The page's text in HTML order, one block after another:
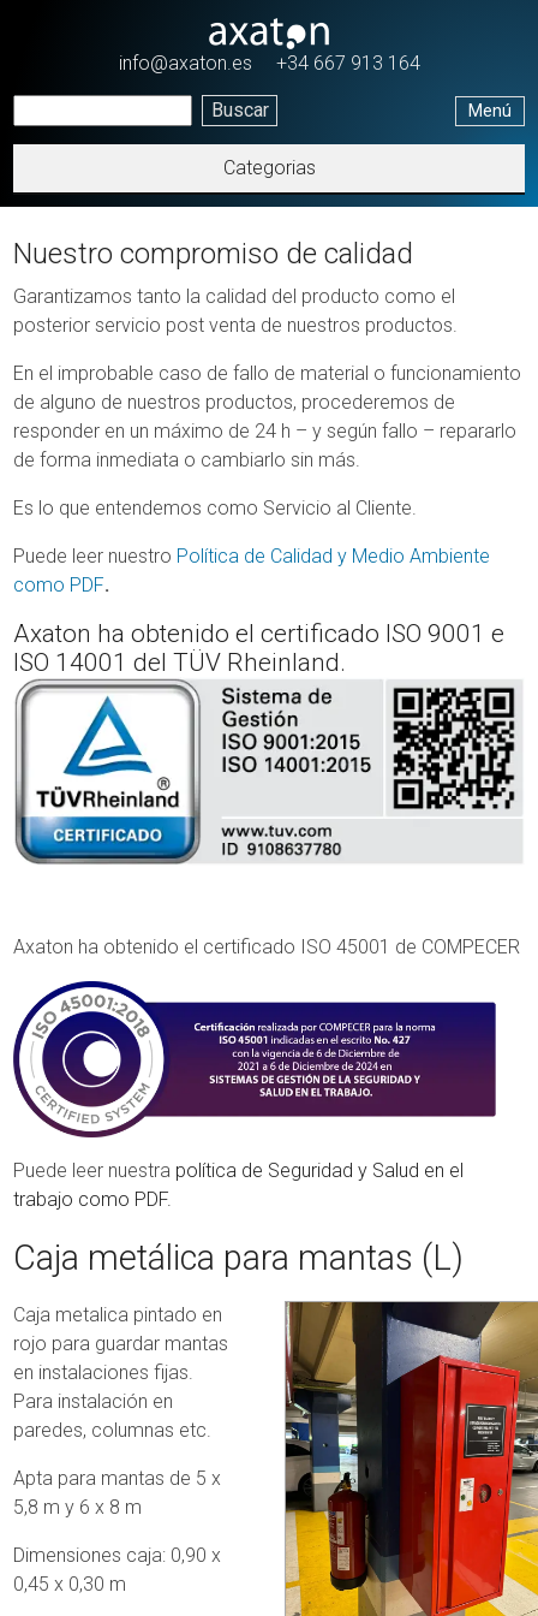
info@axaton.es +34 667 913 164
Menú
Categorias
Nuestro compromiso de calidad
Garantizamos tanto la calidad del producto como el
posterior servicio post venta de nuestros productos.
En el improbable caso de fallo de material o funcionamiento
de alguno de nuestros productos, procederemos de
responder en un máximo de 24 h – y según fallo – repararlo
de forma inmediata o cambiarlo sin más.
Es lo que entendemos como Servicio al Cliente.
Puede leer nuestro Política de Calidad y Medio Ambiente
como PDF.
Axaton ha obtenido el certificado ISO 9001 e
ISO 14001 del TÜV Rheinland.
Axaton ha obtenido el certificado ISO 45001 de COMPECER
Puede leer nuestra política de Seguridad y Salud en el
trabajo como PDF.
Caja metálica para mantas (L)
Caja metalica pintado en
rojo para guardar mantas
en instalaciones fijas.
Para instalación en
paredes, columnas etc.
Apta para mantas de 5 x
5,8 m y 6 x 8 m
Dimensiones caja: 0,90 x
0,45 x 0,30 m